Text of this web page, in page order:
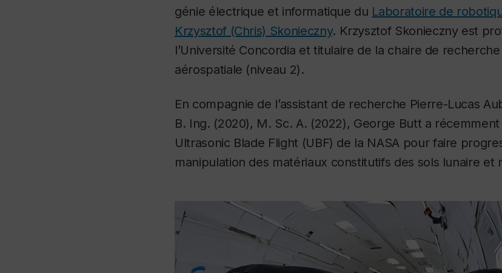
génie électrique et informatique du Laboratoire de
Krzysztof (Chris) Skonieczny. Krzysztof Skonieczny est
l’Université Concordia et titulaire de la chaire de
aérospatiale (niveau 2).
En compagnie de l’assistant de recherche Pierre-Lucas
B. Ing. (2020), M. Sc. A. (2022), George Butt a
Ultrasonic Blade Flight (UBF) de la NASA pour faire
manipulation des matériaux constitutifs des sols lunaire et